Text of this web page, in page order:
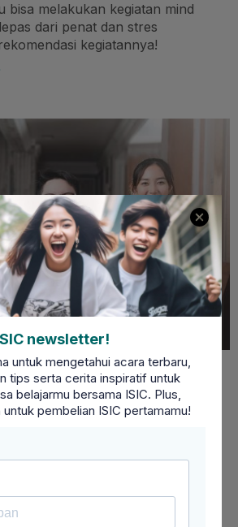
bisa melakukan kegiatan mind
dari penat dan stres
kegiatannya!
untuk Pelajar
untuk pelajar SMA yang
modal besar, namun
rekomendasinya!
newsletter!
untuk mengetahui acara terbaru,
tips serta cerita inspiratif untuk
belajarmu bersama ISIC. Plus,
pembelian ISIC pertamamu!